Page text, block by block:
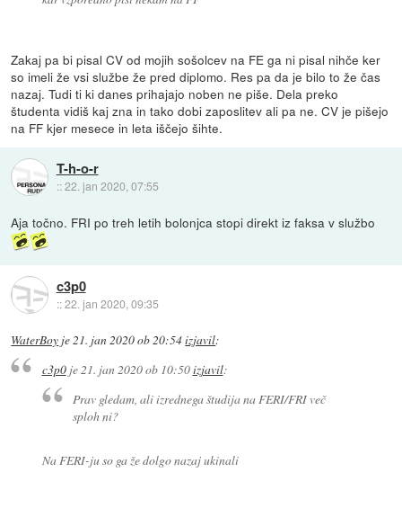
Zakaj pa bi pisal CV od mojih sošolcev na FE ga ni pisal nihče ker
so imeli že vsi službe že pred diplomo. Res pa da je bilo to že čas
nazaj. Tudi ti ki danes prihajajo noben ne piše. Dela preko
študenta vidiš kaj zna in tako dobi zaposlitev ali pa ne. CV je pišejo
na FF kjer mesece in leta iščejo šihte.
T-h-o-r
::22. jan 2020, 07:55
Aja točno. FRI po treh letih bolonjca stopi direkt iz faksa v službo
c3p0
::22. jan 2020, 09:35
WaterBoy je 21. jan 2020 ob 20:54izjavil:
c3p0je21. jan 2020 ob 10:50izjavil:
Prav gledam, ali izrednega študija na FERI/FRI več
sploh ni?
Na FERI-ju so ga že dolgo nazaj ukinali